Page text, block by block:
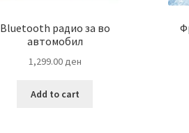
Bluetooth радио за во
автомобил
1,299.00ден
Add to cart